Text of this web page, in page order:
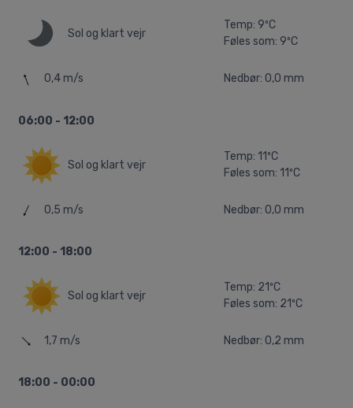
Sol og klart vejr
Temp: 9ºC
Føles som: 9ºC
0,4 m/s Nedbør: 0,0 mm
06:00 - 12:00
Sol og klart vejr
Temp: 11ºC
Føles som: 11ºC
0,5 m/s Nedbør: 0,0 mm
12:00 - 18:00
Sol og klart vejr
Temp: 21ºC
Føles som: 21ºC
1,7 m/s Nedbør: 0,2 mm
18:00 - 00:00